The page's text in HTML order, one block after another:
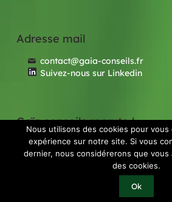
Adresse mail
contact@gaia-conseils.fr
Suivez-nous sur Linkedin
Gaïa conseils recrute !
Nos offres d'emploi
Mention
Nous utilisons des cookies pour vous
expérience sur notre site. Si vous
dernier, nous considérerons que
des cookies.
Ok